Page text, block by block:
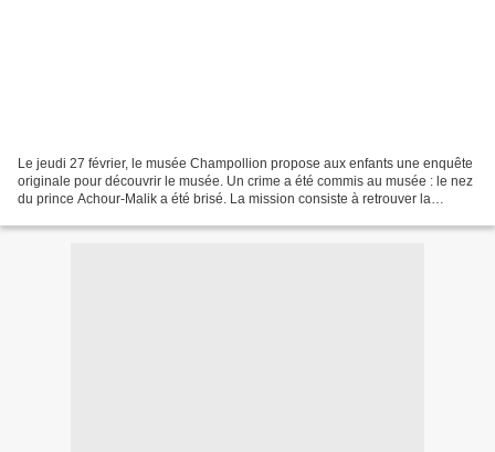
Le jeudi 27 février, le musée Champollion propose aux enfants une enquête
originale pour découvrir le musée. Un crime a été commis au musée : le nez
du prince Achour-Malik a été brisé. La mission consiste à retrouver la